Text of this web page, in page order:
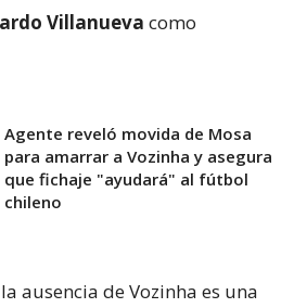
Villanueva como
Agente reveló movida de Mosa
para amarrar a Vozinha y asegura
que fichaje "ayudará" al fútbol
chileno
ausencia de Vozinha es una